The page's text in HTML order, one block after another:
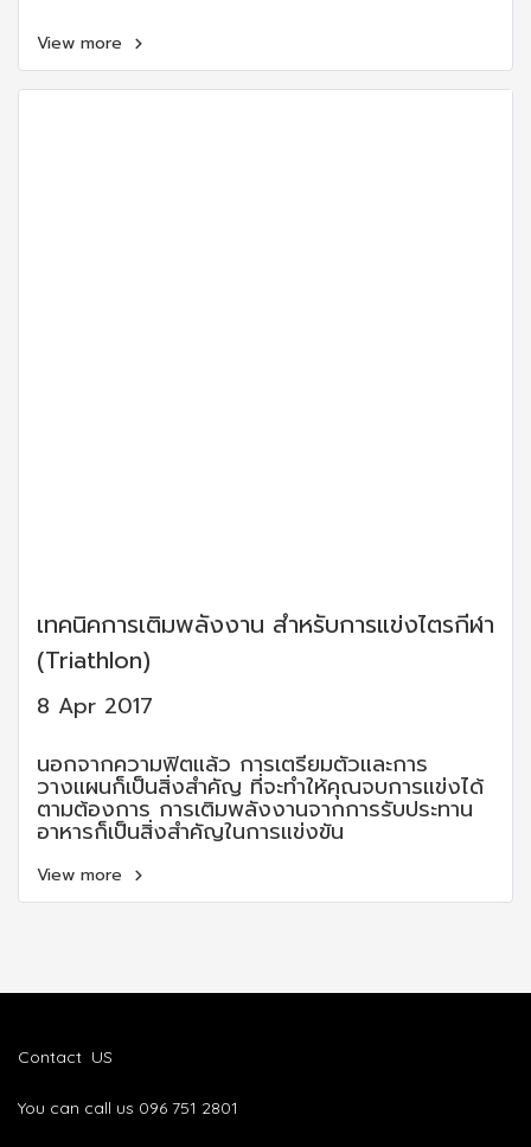
View more
เทคนิคการเติมพลังงาน สำหรับการแข่งไตรกีฬา
(Triathlon)
8 Apr 2017
นอกจากความฟิตแล้ว การเตรียมตัวและการ
วางแผนก็เป็นสิ่งสำคัญ ที่จะทำให้คุณจบการแข่งได้
ตามต้องการ การเติมพลังงานจากการรับประทาน
อาหารก็เป็นสิ่งสำคัญในการแข่งขัน
View more
Contact US
You can call us 096 751 2801